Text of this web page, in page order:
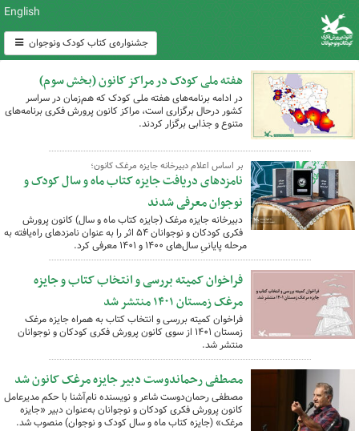
English
جشنواره‌ی کتاب کودک ونوجوان
هفته ملی کودک در مراکز کانون (بخش سوم)
در ادامه برنامه‌های هفته ملی کودک که هم‌زمان در سراسر
کشور درحال برگزاری است، مراکز کانون پرورش فکری برنامه‌های
متنوع و جذابی برگزار کردند.
بر اساس اعلام دبیرخانه جایزه مرغک کانون؛
نامزدهای دریافت جایزه کتاب ماه و سال کودک و
نوجوان معرفی شدند
دبیرخانه جایزه مرغک (جایزه کتاب ماه و سال) کانون پرورش
فکری کودکان و نوجوانان ۵۴ اثر را به عنوان نامزدهای راه‌یافته به
مرحله‌ پایانیِ سال‌های ۱۴۰۰ و ۱۴۰۱ معرفی کرد.
فراخوان کمیته بررسی و انتخاب کتاب و جایزه
مرغک زمستان ۱۴۰۱ منتشر شد
فراخوان کمیته بررسی و انتخاب کتاب به همراه جایزه مرغک
زمستان ١۴٠۱ از سوی کانون پرورش فکری کودکان و نوجوانان
منتشر شد.
مصطفی رحماندوست دبیر جایزه مرغک کانون شد
مصطفی رحمان‌دوست شاعر و نویسنده نام‌آشنا با حکم مدیرعامل
کانون پرورش فکری کودکان و نوجوانان به‌عنوان دبیر «جایزه
مرغک» (جایزه کتاب ماه و سال کودک و نوجوان) منصوب شد.